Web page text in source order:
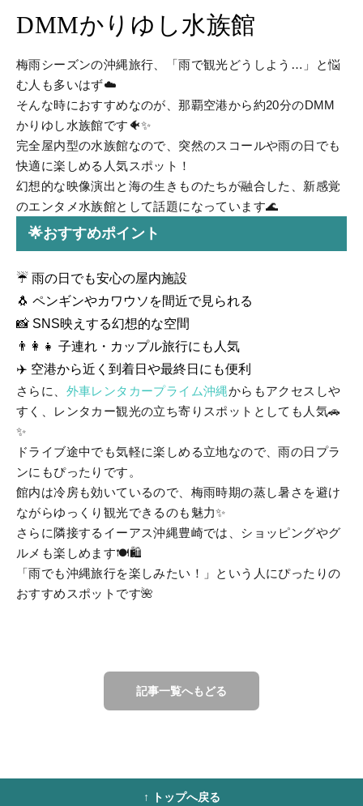
DMMかりゆし水族館
梅雨シーズンの沖縄旅行、「雨で観光どうしよう…」と悩
む人も多いはず☁️
そんな時におすすめなのが、那覇空港から約20分のDMM
かりゆし水族館です🐠✨
完全屋内型の水族館なので、突然のスコールや雨の日でも
快適に楽しめる人気スポット！
幻想的な映像演出と海の生きものたちが融合した、新感覚
のエンタメ水族館として話題になっています🌊
🌟おすすめポイント
☔ 雨の日でも安心の屋内施設
🐧 ペンギンやカワウソを間近で見られる
📸 SNS映えする幻想的な空間
👨‍👩‍👧 子連れ・カップル旅行にも人気
✈️ 空港から近く到着日や最終日にも便利
さらに、 外車レンタカープライム沖縄からもアクセスしや
すく、レンタカー観光の立ち寄りスポットとしても人気🚗
✨
ドライブ途中でも気軽に楽しめる立地なので、雨の日プラ
ンにもぴったりです。
館内は冷房も効いているので、梅雨時期の蒸し暑さを避け
ながらゆっくり観光できるのも魅力✨
さらに隣接する イーアス沖縄豊崎では、ショッピングやグ
ルメも楽しめます🍽️🛍️
「雨でも沖縄旅行を楽しみたい！」という人にぴったりの
おすすめスポットです🌺
記事一覧へもどる
↑ トップへ戻る